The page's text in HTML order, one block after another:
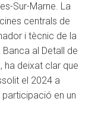
Sur-Marne. La
centrals de
i tècnic de la
Banca al Detall de
ha deixat clar que
el 2024 a
participació en un